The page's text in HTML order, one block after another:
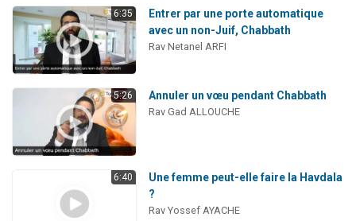
6:35
Entrer par une porte automatique
avec un non-Juif, Chabbath
Rav Netanel ARFI
5:26 Annuler un vœu pendant Chabbath
Rav Gad ALLOUCHE
6:40
Une femme peut-elle faire la Havdala
?
Rav Yossef AYACHE